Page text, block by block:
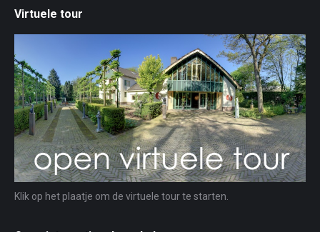
Virtuele tour
Klik op het plaatje om de virtuele tour te starten.